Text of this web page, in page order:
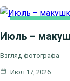
Июль –
Взгляд фотографа
Июл 17, 2026